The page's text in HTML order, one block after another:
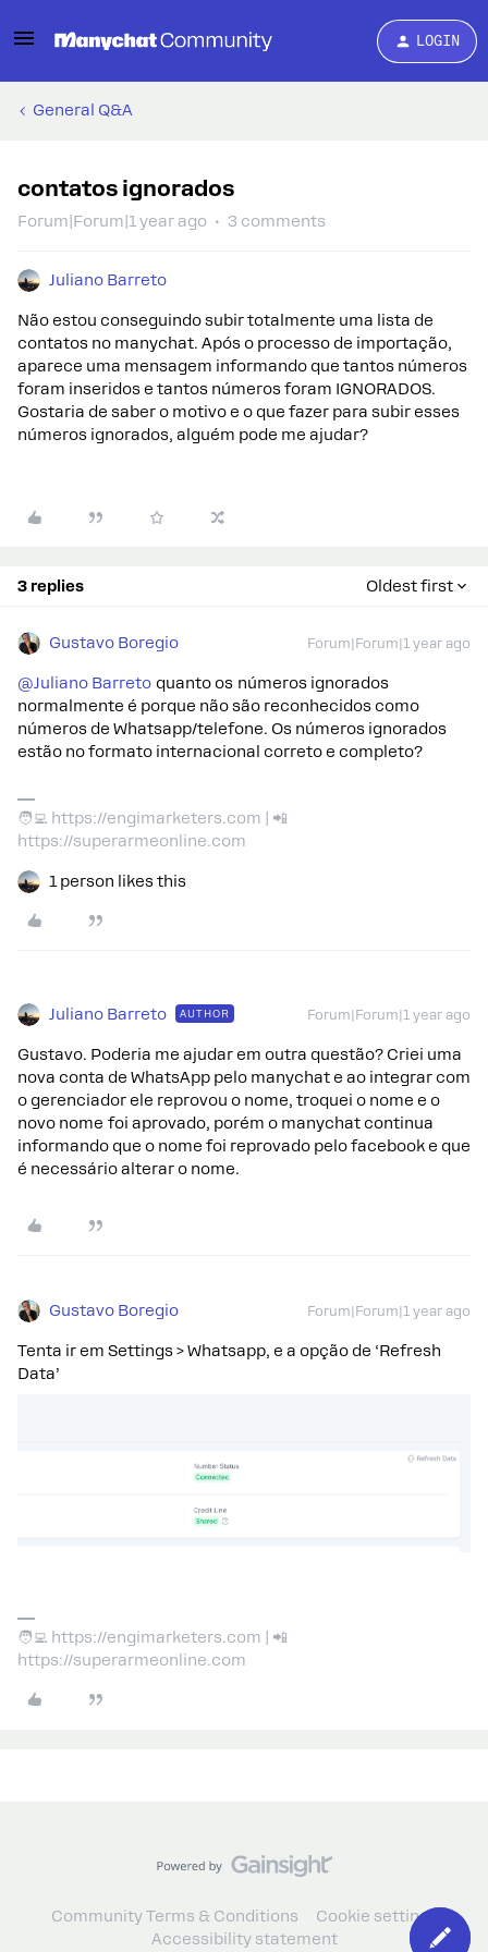
LOGIN
General Q&A
contatos ignorados
Forum|Forum|1 year ago 3 comments
Juliano Barreto
Não estou conseguindo subir totalmente uma lista de
contatos no manychat. Após o processo de importação,
aparece uma mensagem informando que tantos números
foram inseridos e tantos números foram IGNORADOS.
Gostaria de saber o motivo e o que fazer para subir esses
números ignorados, alguém pode me ajudar?
3 replies Oldest first
Gustavo Boregio Forum|Forum|1 year ago
@Juliano Barreto quanto os números ignorados
normalmente é porque não são reconhecidos como
números de Whatsapp/telefone. Os números ignorados
estão no formato internacional correto e completo?
🧑‍💻 https://engimarketers.com | 📲
https://superarmeonline.com
1 person likes this
Juliano Barreto AUTHOR Forum|Forum|1 year ago
Gustavo. Poderia me ajudar em outra questão? Criei uma
nova conta de WhatsApp pelo manychat e ao integrar com
o gerenciador ele reprovou o nome, troquei o nome e o
novo nome foi aprovado, porém o manychat continua
informando que o nome foi reprovado pelo facebook e que
é necessário alterar o nome.
Gustavo Boregio Forum|Forum|1 year ago
Tenta ir em Settings > Whatsapp, e a opção de ‘Refresh
Data’
🧑‍💻 https://engimarketers.com | 📲
https://superarmeonline.com
Community Terms & Conditions
Cookie settings
Accessibility statement